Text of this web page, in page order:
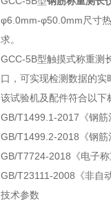
φ6.0mm-φ50.0mm尺寸
求。
GCC-5B型触摸式称重测
口，可实现检测数据的实
该试验机及配件符合以下
GB/T1499.1-2017《钢
GB/T1499.2-2018《钢
GB/T7724-2018《电子
GB/T23111-2008《非自
技术参数